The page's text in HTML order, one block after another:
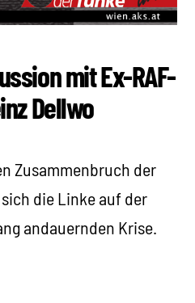
mit Ex-RAF-
Dellwo
Zusammenbruch der
die Linke auf der
andauernden Krise.